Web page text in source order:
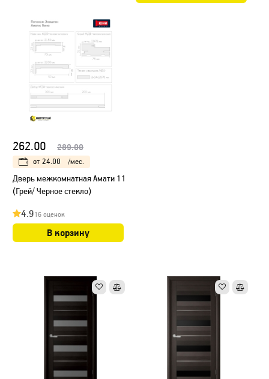
262.00 289.00
от 24.00 /мес.
Дверь межкомнатная Амати 11
(Грей/ Черное стекло)
4.916 оценок
В корзину